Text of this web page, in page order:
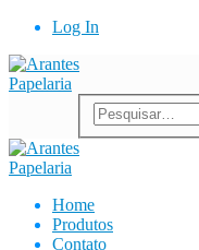
Log In
Home
Produtos
Contato